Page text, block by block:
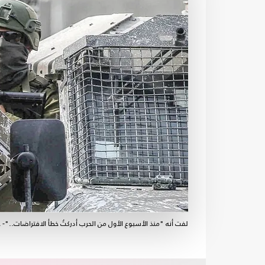
لفت أنه "منذ الأسبوع الأول من الحرب أدركتُ خطأ